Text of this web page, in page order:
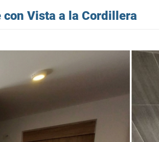
con Vista a la Cordillera